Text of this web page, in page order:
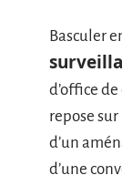
Basculer
d’office
repose sur
d’un
d’une